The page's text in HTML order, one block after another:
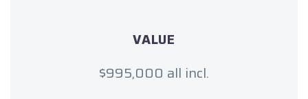
VALUE
$995,000 all incl.